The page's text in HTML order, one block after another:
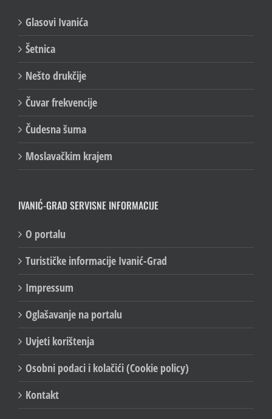
KOLUMNE & ČLANCI
Glasovi Ivanića
Šetnica
Nešto drukčije
Čuvar frekvencije
Čudesna šuma
IVANIĆ-GRAD SERVISNE INFORMACIJE
O portalu
Turističke informacije Ivanić-Grad
Impressum
Oglašavanje na portalu
Uvjeti korištenja
Osobni podaci i kolačići (Cookie policy)